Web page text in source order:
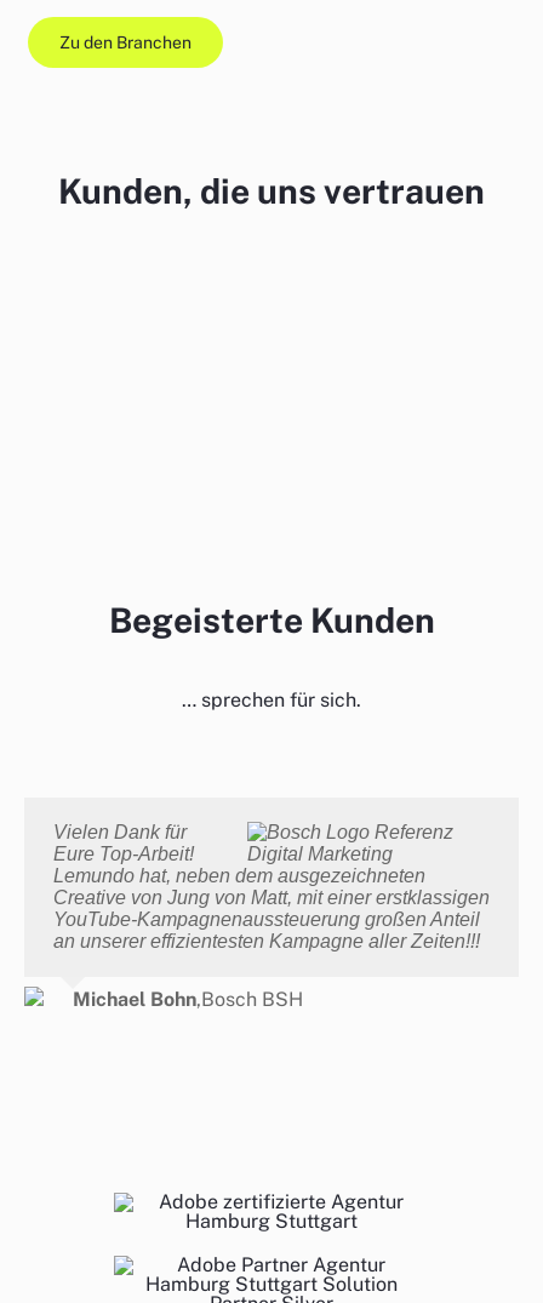
Zu den Branchen
Kunden, die uns vertrauen
Begeisterte Kunden
… sprechen für sich.
Vielen Dank für
Eure Top-Arbeit!
Lemundo hat, neben dem ausgezeichneten
Creative von Jung von Matt, mit einer erstklassigen
YouTube-Kampagnenaussteuerung großen Anteil
an unserer effizientesten Kampagne aller Zeiten!!!
Michael Bohn,Bosch BSH